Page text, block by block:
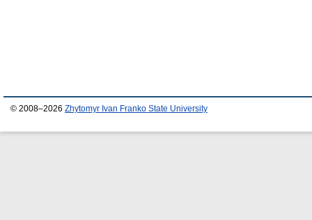
© 2008–2026 Zhytomyr Ivan Franko State University